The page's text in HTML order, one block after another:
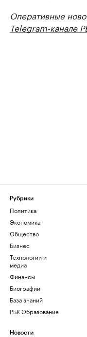
Оперативные
Telegram-канале
Рубрики
Политика
Экономика
Общество
Бизнес
Технологии и
медиа
Финансы
Биографии
База знаний
РБК Образование
Новости